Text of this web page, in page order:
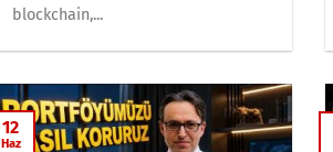
blockchain,...
12
Haz